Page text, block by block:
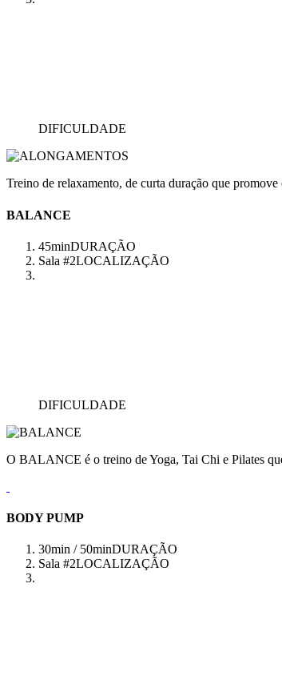
DIFICULDADE
Treino de relaxamento, de curta duração que
BALANCE
45minDURAÇÃO
Sala #2LOCALIZAÇÃO
DIFICULDADE
O BALANCE é o treino de Yoga, Tai Chi e Pilates
BODY PUMP
30min / 50minDURAÇÃO
Sala #2LOCALIZAÇÃO